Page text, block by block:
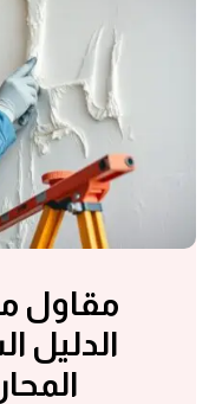
مقاول
الدليل